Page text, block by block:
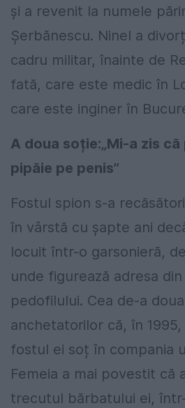
și a revenit la numele
Șerbănescu. Ninel a
cadru militar, înainte de
fată, care este medic în
care este inginer în
A doua soție:„Mi-a zis
pipăie pe penis”
Fostul spion s-a
în vârstă cu șapte ani
locuit într-o garsonieră,
unde figurează adresa
pedofilului. Cea de-a
anchetatorilor că, în
fostul ei soț în compania
Femeia a mai povestit că
trecutul bărbatului ei,